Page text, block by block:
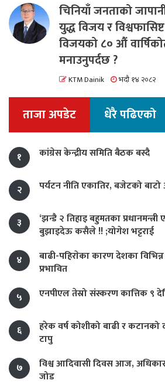
चिनियाँ जनताको
युद्ध विजय र
विजयको ८० औं
मनाउनुपर्दछ ?
KTM Dainik भदौ १४ २०८२
ताजा अपडेट धेरै पढिएको
१ कांग्रेस केन्द्रीय समिति बैठक बस्दै
२ पर्यटन नीति एकातिर, बजेटको बाटो
३
‘झन्डै २ तिहाइ बहुमतका
बुझाइदेऊ कसैले !! ;योगेश भट्टराई
४
बाढी-पहिराेका कारण देशका विभिन्न
प्रभावित
५
एनपीएल तेस्रो संस्करण कात्तिक ९
६
हरेक वर्ष कोशीको बाढी र कटानको
टापु
७
विश्व आदिवासी दिवस आज,
जोड